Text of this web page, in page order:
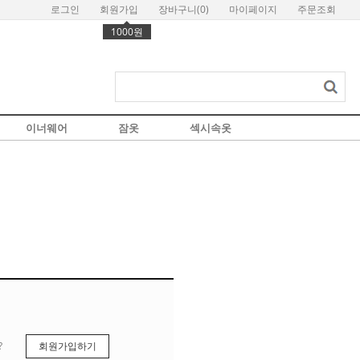
로그인
회원가입
1000원
장바구니(0) 마이페이지 주문조회
이너웨어 잠옷 섹시속옷
회원가입하기